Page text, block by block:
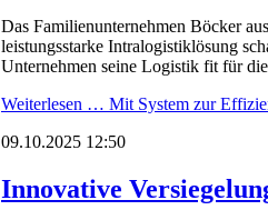
Das Familienunternehmen Böcker
leistungsstarke Intralogistiklösung
Unternehmen seine Logistik fit für
Weiterlesen … Mit System zur
09.10.2025 12:50
Innovative